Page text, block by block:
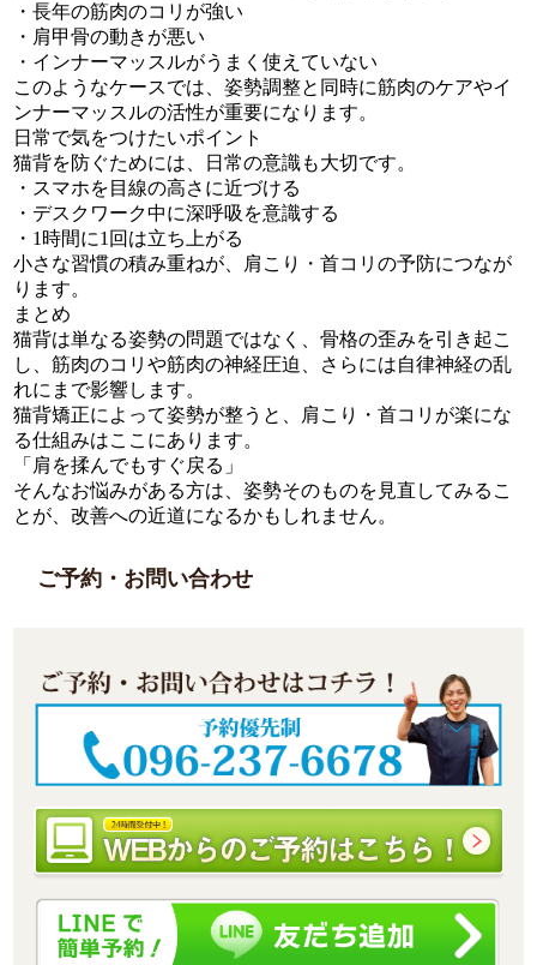
・長年の筋肉のコリが強い
・肩甲骨の動きが悪い
・インナーマッスルがうまく使えていない
このようなケースでは、姿勢調整と同時に筋肉のケアやイ
ンナーマッスルの活性が重要になります。
日常で気をつけたいポイント
猫背を防ぐためには、日常の意識も大切です。
・スマホを目線の高さに近づける
・デスクワーク中に深呼吸を意識する
・1時間に1回は立ち上がる
小さな習慣の積み重ねが、肩こり・首コリの予防につなが
ります。
まとめ
猫背は単なる姿勢の問題ではなく、骨格の歪みを引き起こ
し、筋肉のコリや筋肉の神経圧迫、さらには自律神経の乱
れにまで影響します。
猫背矯正によって姿勢が整うと、肩こり・首コリが楽にな
る仕組みはここにあります。
「肩を揉んでもすぐ戻る」
そんなお悩みがある方は、姿勢そのものを見直してみるこ
とが、改善への近道になるかもしれません。
ご予約・お問い合わせ